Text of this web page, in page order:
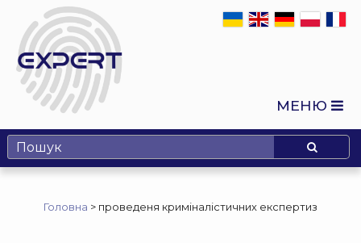
МЕНЮ
Головна > проведеня криміналістичних експертиз